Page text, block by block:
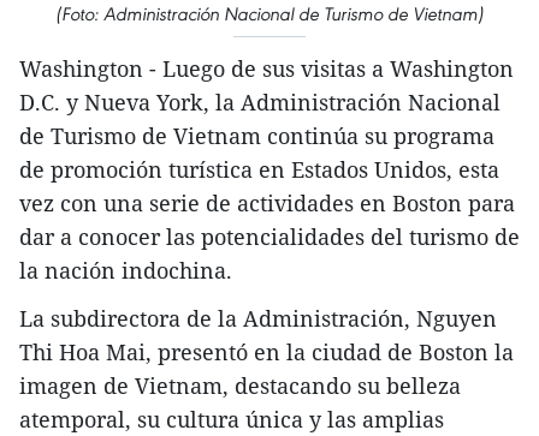
(Foto: Administración Nacional de Turismo de Vietnam)
Washington - Luego de sus visitas a Washington
D.C. y Nueva York, la Administración Nacional
de Turismo de Vietnam continúa su programa
de promoción turística en Estados Unidos, esta
vez con una serie de actividades en Boston para
dar a conocer las potencialidades del turismo de
la nación indochina.
La subdirectora de la Administración, Nguyen
Thi Hoa Mai, presentó en la ciudad de Boston la
imagen de Vietnam, destacando su belleza
atemporal, su cultura única y las amplias